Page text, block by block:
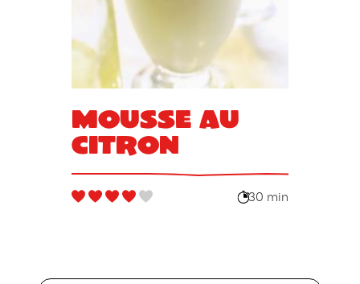
Mousse au
citron
30 min